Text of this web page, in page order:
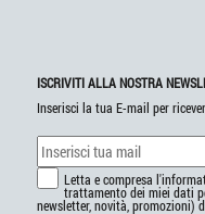
ISCRIVITI ALLA NOSTRA
Inserisci la tua E-mail per
Letta e compresa
trattamento dei miei dati
newsletter, novità, promozioni)